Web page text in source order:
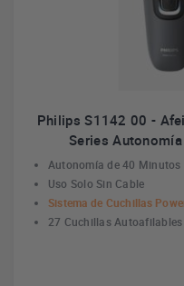
Philips S1142 00 -
Series
Autonomía de 40 Minutos
Uso Solo Sin Cable
Sistema de Cuchillas
27 Cuchillas Autoafilables